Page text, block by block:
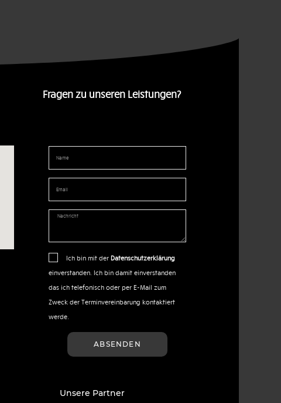
Fragen zu unseren Leistungen?
Ich bin mit der Datenschutzerklärung
einverstanden. Ich bin damit einverstanden
das ich telefonisch oder per E-Mail zum
Zweck der Terminvereinbarung kontaktiert
werde.
ABSENDEN
Unsere Partner